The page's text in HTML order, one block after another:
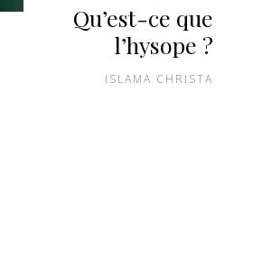
Qu’est-ce que
l’hysope ?
ISLAMA CHRISTA